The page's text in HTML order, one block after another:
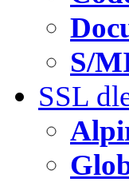
S/
SSL